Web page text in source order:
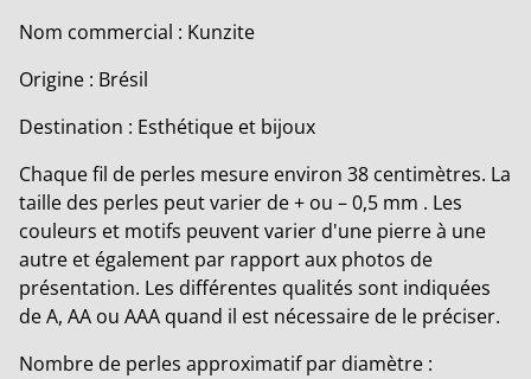
Nom commercial : Kunzite
Origine : Brésil
Destination : Esthétique et bijoux
Chaque fil de perles mesure environ 38 centimètres. La
taille des perles peut varier de + ou – 0,5 mm . Les
couleurs et motifs peuvent varier d'une pierre à une
autre et également par rapport aux photos de
présentation. Les différentes qualités sont indiquées
de A, AA ou AAA quand il est nécessaire de le préciser.
Nombre de perles approximatif par diamètre :